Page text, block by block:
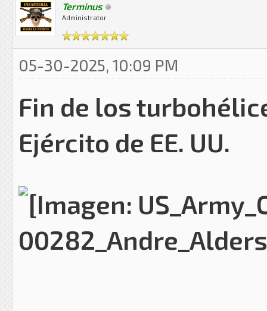
Terminus
Administrator
05-30-2025, 10:09 PM
Fin de los
Ejército de EE. UU.